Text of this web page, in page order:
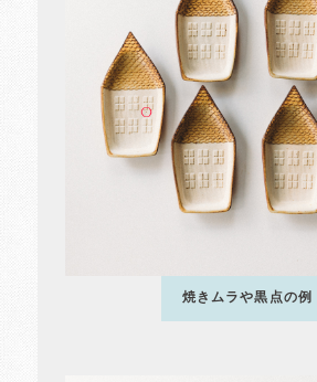
焼きムラや黒点の例